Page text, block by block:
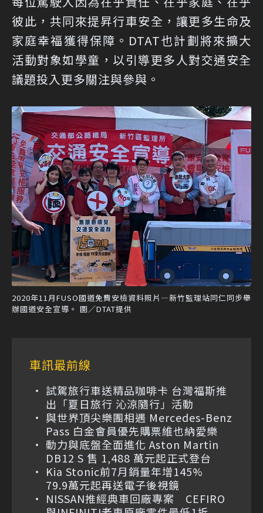
彼此，共同來提昇行車安全，讓更多生命及
家庭幸福獲得保障。DTAT也計劃將來擴大
活動對象如學童，以引導更多人對交通安全
議題投入更多關注與參與。
2020年11月FUSO國道免費安檢資料照片—新竹監理站同仁同步舉
辦國道安全宣導。 圖／DTAT提供
車訊最前線
試駕旅行車送精品咖啡卡 台灣福斯推
出「夏日旅行 沁涼隨行」活動
與世界頂尖樂團相遇 Mercedes-Benz
Pass 白金會員優先購票維也納愛樂
動力與底盤全面進化 Aston Martin
DB12 S 售 1,488 萬元起正式登台
Kia Stonic前7月銷量年增145%
79.9萬元起再送電子後視鏡
NISSAN推經典車回廠專案 CEFIRO